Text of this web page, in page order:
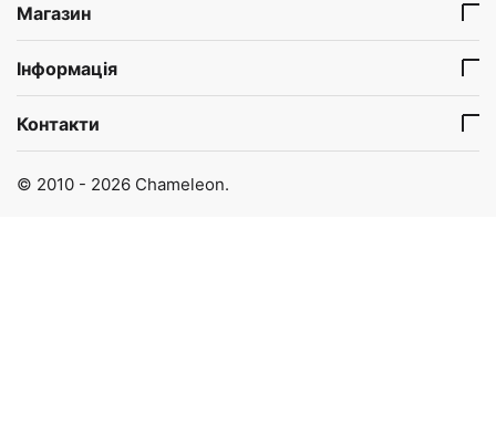
Магазин
Інформація
Контакти
© 2010 - 2026 Chameleon.